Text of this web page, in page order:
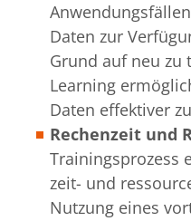
Daten zur
Grund auf neu zu
Learning
Daten effektiver
Rechenzeit und
Trainingsprozess
zeit- und
Nutzung eines